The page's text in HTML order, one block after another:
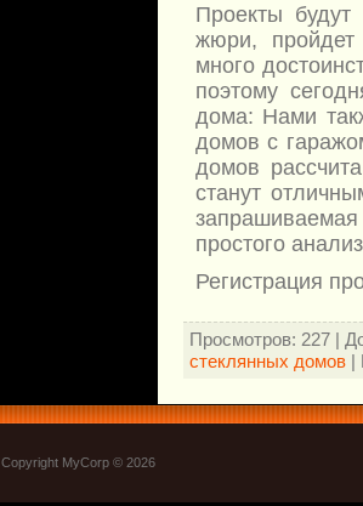
Проекты
жюри, пройдет
много
поэтому
дома: Нами
домов с
домов
станут
запрашиваемая
простого
Регистрация
Просмотров: 227 |
стеклянных домов |
Copyright MyCorp © 2026